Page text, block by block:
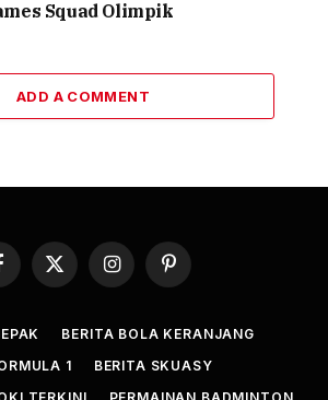
Squad Olimpik
ADD A COMMENT
X
(Twitter)
InstagramPinterest
BERITA BOLA KERANJANG
1
BERITA SKUASY